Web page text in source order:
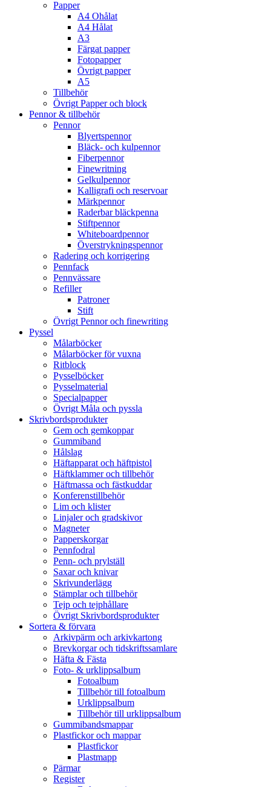
Papper
A4 Ohålat
A4 Hålat
A3
Färgat papper
Fotopapper
Övrigt papper
A5
Tillbehör
Övrigt Papper och block
Pennor & tillbehör
Pennor
Blyertspennor
Bläck- och kulpennor
Fiberpennor
Finewritning
Gelkulpennor
Kalligrafi och reservoar
Märkpennor
Raderbar bläckpenna
Stiftpennor
Whiteboardpennor
Överstrykningspennor
Radering och korrigering
Pennfack
Pennvässare
Refiller
Patroner
Stift
Övrigt Pennor och finewriting
Pyssel
Målarböcker
Målarböcker för vuxna
Ritblock
Pysselböcker
Pysselmaterial
Specialpapper
Övrigt Måla och pyssla
Skrivbordsprodukter
Gem och gemkoppar
Gummiband
Hålslag
Häftapparat och häftpistol
Häftklammer och tillbehör
Häftmassa och fästkuddar
Konferenstillbehör
Lim och klister
Linjaler och gradskivor
Magneter
Papperskorgar
Pennfodral
Penn- och prylställ
Saxar och knivar
Skrivunderlägg
Stämplar och tillbehör
Tejp och tejphållare
Övrigt Skrivbordsprodukter
Sortera & förvara
Arkivpärm och arkivkartong
Brevkorgar och tidskriftssamlare
Häfta & Fästa
Foto- & urklippsalbum
Fotoalbum
Tillbehör till fotoalbum
Urklippsalbum
Tillbehör till urklippsalbum
Gummibandsmappar
Plastfickor och mappar
Plastfickor
Plastmapp
Pärmar
Register